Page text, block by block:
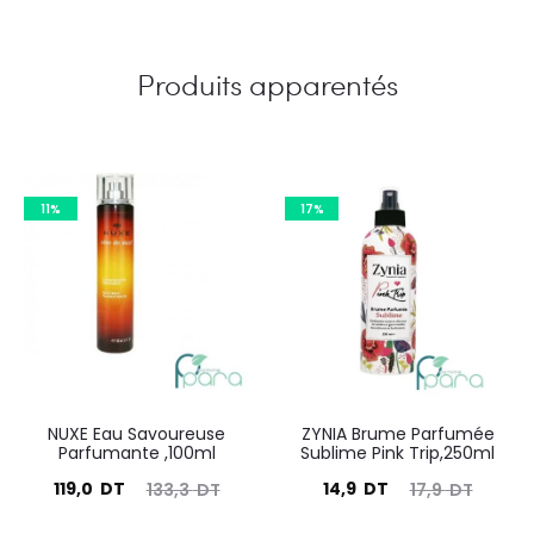
Produits apparentés
11%
NUXE Eau Savoureuse
Parfumante ,100ml
133,3DT
Le
119,0 DT
Le
17%
ZYNIA Brume Parfumée
Sublime Pink Trip,250ml
17,9DT
Le
14,9 DT
Le